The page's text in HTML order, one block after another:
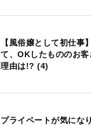
【風俗嬢として初仕事
て、OKしたもののお
理由は!? (4)
プライベートが気にな